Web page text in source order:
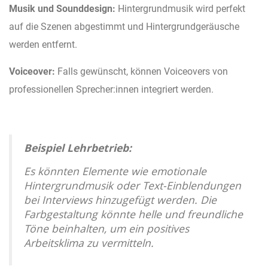
Musik und Sounddesign: Hintergrundmusik wird perfekt
auf die Szenen abgestimmt und Hintergrundgeräusche
werden entfernt.
Voiceover: Falls gewünscht, können Voiceovers von
professionellen Sprecher:innen integriert werden.
Beispiel Lehrbetrieb:
Es könnten Elemente wie emotionale
Hintergrundmusik oder Text-Einblendungen
bei Interviews hinzugefügt werden. Die
Farbgestaltung könnte helle und freundliche
Töne beinhalten, um ein positives
Arbeitsklima zu vermitteln.